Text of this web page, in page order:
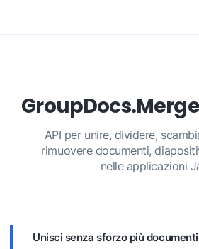
API per unire, dividere,
rimuovere documenti,
nelle applicazioni
Unisci senza sforzo più